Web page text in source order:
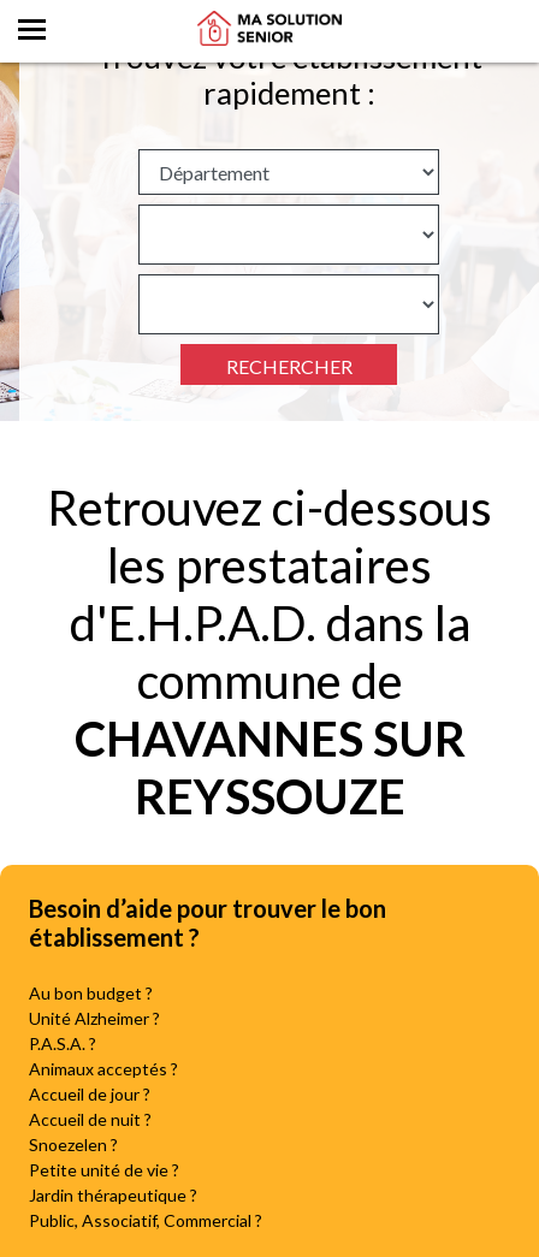
Trouvez votre établissement
rapidement :
RECHERCHER
Retrouvez ci-dessous
les prestataires
d'E.H.P.A.D. dans la
commune de
CHAVANNES SUR
REYSSOUZE
Besoin d’aide pour trouver le bon
établissement ?
Au bon budget ?
Unité Alzheimer ?
P.A.S.A. ?
Animaux acceptés ?
Accueil de jour ?
Accueil de nuit ?
Snoezelen ?
Petite unité de vie ?
Jardin thérapeutique ?
Public, Associatif, Commercial ?